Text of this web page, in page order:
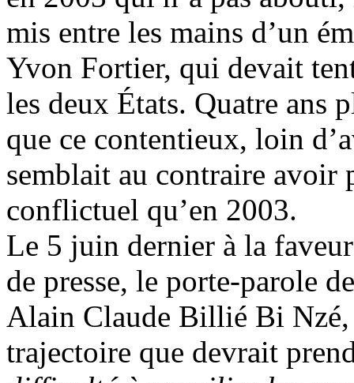
mis entre les mains d’un
Yvon Fortier, qui devait
les deux États. Quatre ans
que ce contentieux, loin
semblait au contraire
conflictuel qu’en 2003.
Le 5 juin dernier à la
de presse, le porte-parole
Alain Claude Billié Bi Nzé,
trajectoire que devrait